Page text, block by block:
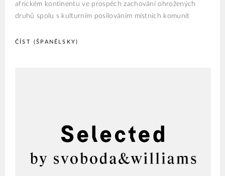
africkém kontinentu ve prospěch zachování ohrožených
druhů spolu s kulturním posilováním místních komunit
ČÍST (ŠPANĚLSKY)